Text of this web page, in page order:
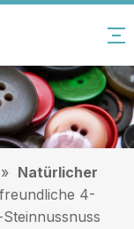
» Natürlicher
4-